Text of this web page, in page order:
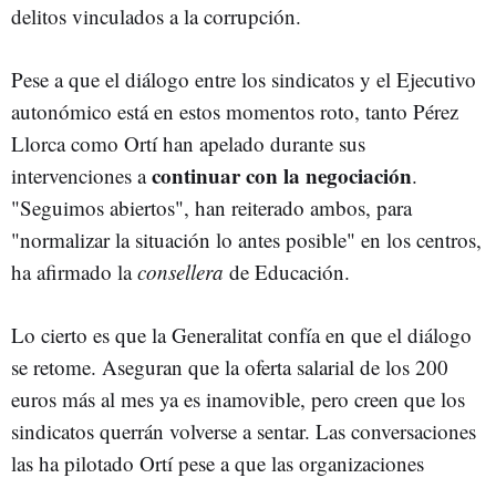
delitos vinculados a la corrupción.
Pese a que el diálogo entre los sindicatos y el Ejecutivo
autonómico está en estos momentos roto, tanto Pérez
Llorca como Ortí han apelado durante sus
intervenciones acontinuar con la negociación.
"Seguimos abiertos", han reiterado ambos, para
"normalizar la situación lo antes posible" en los centros,
ha afirmado laconsellera de Educación.
Lo cierto es que la Generalitat confía en que el diálogo
se retome. Aseguran que la oferta salarial de los 200
euros más al mes ya es inamovible, pero creen que los
sindicatos querrán volverse a sentar. Las conversaciones
las ha pilotado Ortí pese a que las organizaciones